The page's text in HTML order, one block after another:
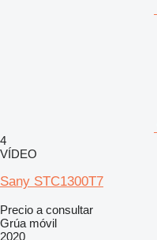
4
VÍDEO
Sany STC1300T7
Precio a consultar
Grúa móvil
2020